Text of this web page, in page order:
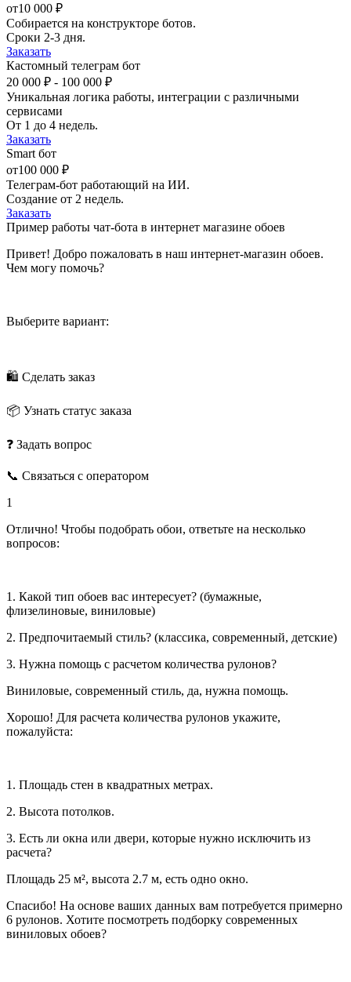
от10 000 ₽
Собирается на конструкторе ботов.
Сроки 2-3 дня.
Заказать
Кастомный телеграм бот
20 000 ₽ - 100 000 ₽
Уникальная логика работы, интеграции с различными
сервисами
От 1 до 4 недель.
Заказать
Smart бот
от100 000 ₽
Телеграм-бот работающий на ИИ.
Создание от 2 недель.
Заказать
Пример работы чат-бота в интернет магазине обоев
Привет! Добро пожаловать в наш интернет-магазин обоев.
Чем могу помочь?
Выберите вариант:
🛍 Сделать заказ
📦 Узнать статус заказа
❓ Задать вопрос
📞 Связаться с оператором
1
Отлично! Чтобы подобрать обои, ответьте на несколько
вопросов:
1. Какой тип обоев вас интересует? (бумажные,
флизелиновые, виниловые)
2. Предпочитаемый стиль? (классика, современный, детские)
3. Нужна помощь с расчетом количества рулонов?
Виниловые, современный стиль, да, нужна помощь.
Хорошо! Для расчета количества рулонов укажите,
пожалуйста:
1. Площадь стен в квадратных метрах.
2. Высота потолков.
3. Есть ли окна или двери, которые нужно исключить из
расчета?
Площадь 25 м², высота 2.7 м, есть одно окно.
Спасибо! На основе ваших данных вам потребуется примерно
6 рулонов. Хотите посмотреть подборку современных
виниловых обоев?